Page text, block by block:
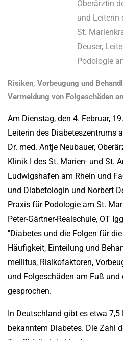
Risiken, Vorbeugung und
Vermeidung von Folgeschäden
Am Dienstag, den 4. Februar,
Leiterin des Diabeteszentrums
Dr. med. Antje Neubauer,
Klinik I des St. Marien- und St.
Ludwigshafen am Rhein und
und Diabetologin und Norbert
Praxis für Podologie am St.
Peter-Gärtner-Realschule, OT
"Diabetes und die Folgen für
Häufigkeit, Einteilung und
mellitus, Risikofaktoren,
und Folgeschäden am Fuß und
gesprochen.
In Deutschland gibt es etwa
bekanntem Diabetes. Die Zahl
Oberärztin
und Leiterin
St.
Deuser,
Podologie